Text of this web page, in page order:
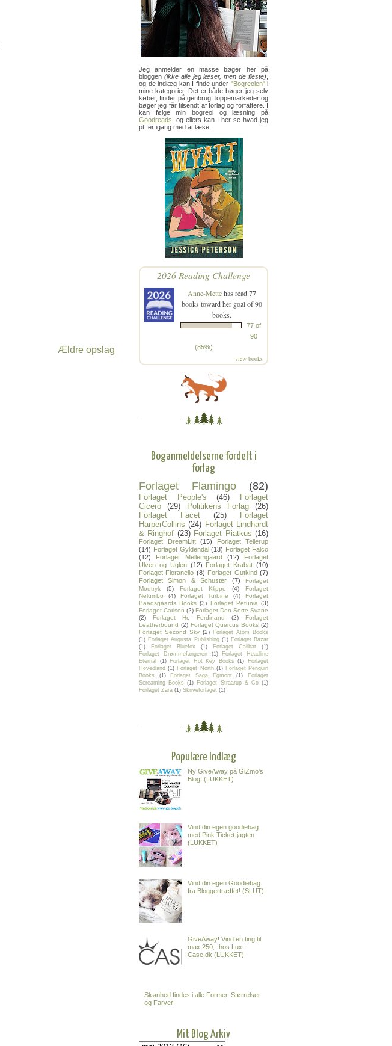
Ældre opslag
Jeg anmelder en masse bøger her på
bloggen (ikke alle jeg læser, men de fleste)
og de indlæg kan I finde under "Bogreolen"i
mine kategorier. Det er både bøger jeg selv
køber, finder på genbrug, loppemarkeder og
bøger jeg får tilsendt af forlag og forfattere. I
kan følge min bogreol og læsning på
Goodreads , og ellers kan I her se hvad jeg
pt. er igang med at læse.
2026 Reading Challenge
Anne-Mettehas read 77
books toward her goal of 90
books.
77 of
90
(85%)
view books
Boganmeldelserne fordelt i
forlag
Forlaget Flamingo (82)
Forlaget People's (46)
Forlaget
Cicero
(29) Politikens Forlag
(26)
Forlaget Facet
(25)
Forlaget
HarperCollins (24) Forlaget Lindhardt
& Ringhof (23) Forlaget Piatkus (16)
Forlaget DreamLitt (15)
Forlaget Tellerup
(14) Forlaget Gyldendal (13) Forlaget Falco
(12)
Forlaget Mellemgaard (12)
Forlaget
Ulven og Uglen (12) Forlaget Krabat (10)
Forlaget Fioranello (8) Forlaget Gutkind (7)
Forlaget Simon & Schuster
(7)
Forlaget
Modtryk
(5) Forlaget Klippe (4)
Forlaget
Nelumbo
(4) Forlaget Turbine (4)
Forlaget
Baadsgaards Books (3) Forlaget Petunia (3)
Forlaget Carlsen (2) Forlaget Den Sorte Svane
(2)
Forlaget Hr. Ferdinand (2)
Forlaget
Leatherbound (2) Forlaget Quercus Books (2)
Forlaget Second Sky (2) Forlaget Atom Books
(1) Forlaget Augusta Publishing (1) Forlaget Bazar
(1)
Forlaget Bluefox (1) Forlaget Calibat
(1)
Forlaget Drømmefangeren
(1)
Forlaget Headline
Eternal
(1) Forlaget Hot Key Books (1)
Forlaget
Hovedland (1) Forlaget North (1) Forlaget Penguin
Books
(1) Forlaget Saga Egmont (1)
Forlaget
Screaming Books
(1) Forlaget Straarup & Co (1)
Forlaget Zara (1) Skriveforlaget (1)
Populære Indlæg
Ny GiveAway på GiZmo's
Blog! (LUKKET)
Vind din egen goodiebag
med Pink Ticket-jagten
(LUKKET)
Vind din egen Goodiebag
fra Bloggertræffet! (SLUT)
GiveAway! Vind en ting til
max 250,- hos Lux-
Case.dk (LUKKET)
Skønhed findes i alle Former, Størrelser
og Farver!
Mit Blog Arkiv